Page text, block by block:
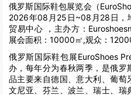
俄罗斯国际鞋包展览会（
2026年08月25日~08月28日，
贸易中心 ，主办方：
展会面积：10000㎡,观众：
俄罗斯国际鞋包展EuroShoes
办，每年分为春秋两季，是俄
品主要来自德国、意大利、葡
文尼亚、芬兰、波兰、瑞士、瑞